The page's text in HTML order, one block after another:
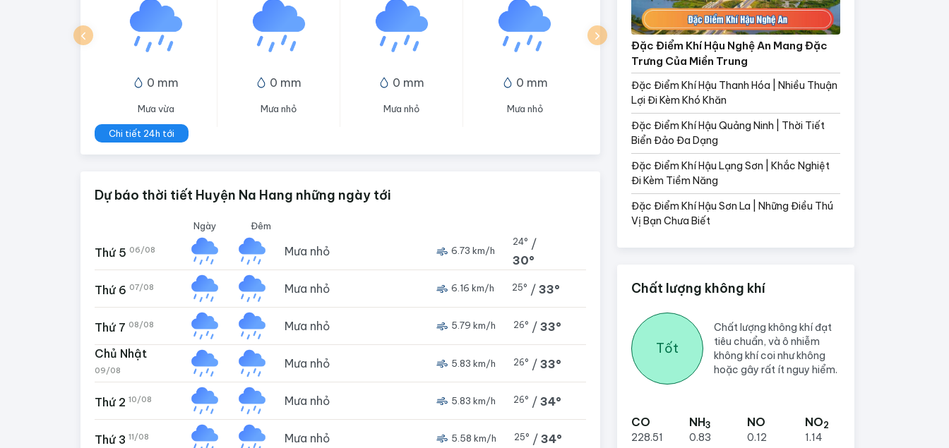
0 mm
Mưa vừa
0 mm
Mưa nhỏ
0 mm
Mưa nhỏ
0 mm
Mưa nhỏ
Chi tiết 24h tới
Dự báo thời tiết Huyện Na Hang những ngày tới
Ngày Đêm
Thứ 5 06/08 Mưa nhỏ 6.73 km/h
24° /
30°
Thứ 6 07/08 Mưa nhỏ 6.16 km/h 25° / 33°
Thứ 7 08/08 Mưa nhỏ 5.79 km/h 26° / 33°
Chủ Nhật
09/08 Mưa nhỏ 5.83 km/h 26° / 33°
Thứ 2 10/08 Mưa nhỏ 5.83 km/h 26° / 34°
Thứ 3 11/08 Mưa nhỏ 5.58 km/h 25° / 34°
Đặc Điểm Khí Hậu Nghệ An Mang Đặc
Trưng Của Miền Trung
Đặc Điểm Khí Hậu Thanh Hóa | Nhiều Thuận
Lợi Đi Kèm Khó Khăn
Đặc Điểm Khí Hậu Quảng Ninh | Thời Tiết
Biển Đảo Đa Dạng
Đặc Điểm Khí Hậu Lạng Sơn | Khắc Nghiệt
Đi Kèm Tiềm Năng
Đặc Điểm Khí Hậu Sơn La | Những Điều Thú
Vị Bạn Chưa Biết
Chất lượng không khí
Tốt
Chất lượng không khí đạt
tiêu chuẩn, và ô nhiễm
không khí coi như không
hoặc gây rất ít nguy hiểm.
CO
228.51
NH3
0.83
NO
0.12
NO2
1.14